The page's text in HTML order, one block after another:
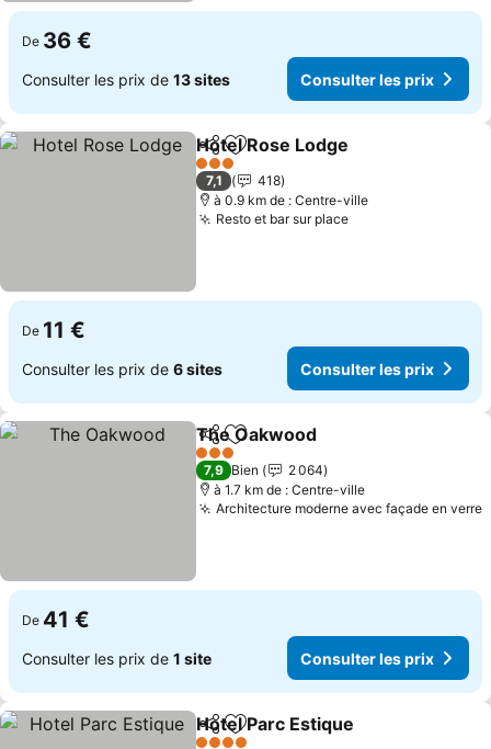
De 36 €
Consulter les prix de 13 sites Consulter les prix
PartagerAjouter à mes favoris
Hotel Rose Lodge
3 Étoiles
7,1
418
à 0.9 km de : Centre-ville
Resto et bar sur placeConsulter les
De 11 €
Consulter les prix de 6 sites Consulter les prix
PartagerAjouter à mes favoris
The Oakwood
3 Étoiles
7,9 Bien
2 064
à 1.7 km de : Centre-ville
Architecture moderne avec façade en verre
De 41 €
Consulter les prix de 1 site Consulter les prix
PartagerAjouter à mes favoris
Hotel Parc Estique